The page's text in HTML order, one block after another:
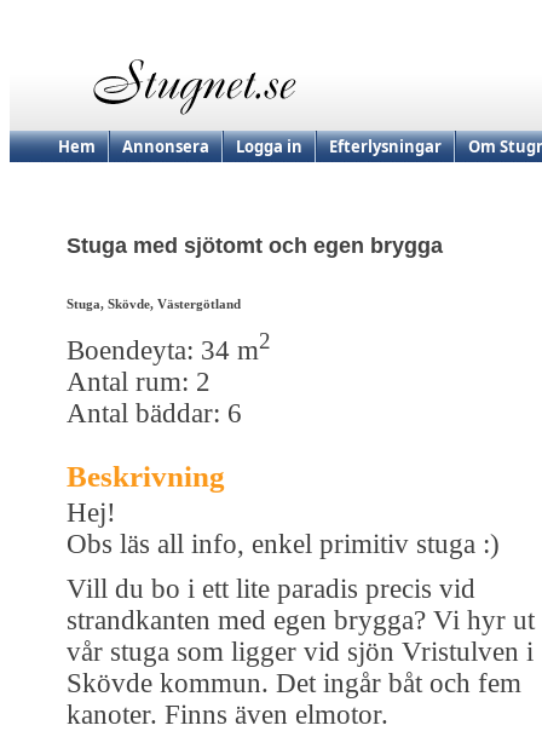
Hem Annonsera Logga in Efterlysningar Om
Stuga med sjötomt och egen brygga
Stuga, Skövde, Västergötland
Boendeyta: 34 m2
Antal rum: 2
Antal bäddar: 6
Beskrivning
Hej!
Obs läs all info, enkel primitiv stuga :)
Vill du bo i ett lite paradis precis vid
strandkanten med egen brygga? Vi hyr ut
vår stuga som ligger vid sjön Vristulven i
Skövde kommun. Det ingår båt och fem
kanoter. Finns även elmotor.